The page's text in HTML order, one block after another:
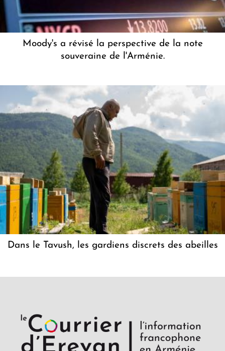
Moody's a révisé la perspective de la note
souveraine de l'Arménie.
Dans le Tavush, les gardiens discrets des abeilles